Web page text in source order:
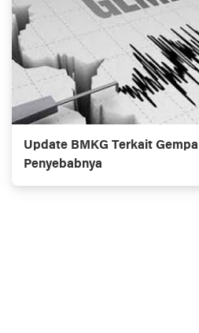
Update BMKG Terkait
Penyebabnya